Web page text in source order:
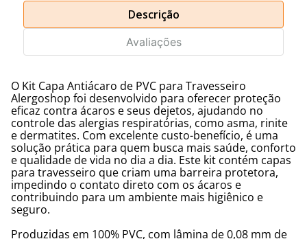
Descrição
Avaliações
O Kit Capa Antiácaro de PVC para Travesseiro
Alergoshop foi desenvolvido para oferecer proteção
eficaz contra ácaros e seus dejetos, ajudando no
controle das alergias respiratórias, como asma, rinite
e dermatites. Com excelente custo-benefício, é uma
solução prática para quem busca mais saúde, conforto
e qualidade de vida no dia a dia. Este kit contém capas
para travesseiro que criam uma barreira protetora,
impedindo o contato direto com os ácaros e
contribuindo para um ambiente mais higiênico e
seguro.
Produzidas em 100% PVC, com lâmina de 0,08 mm de